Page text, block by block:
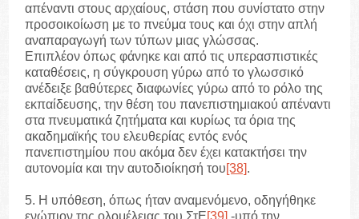
απέναντι στους αρχαίους, στάση που συνίστατο στην
προσοικοίωση με το πνεύμα τους και όχι στην απλή
αναπαραγωγή των τύπων μιας γλώσσας.
Επιπλέον όπως φάνηκε και από τις υπερασπιστικές
καταθέσεις, η σύγκρουση γύρω από το γλωσσικό
ανέδειξε βαθύτερες διαφωνίες γύρω από το ρόλο της
εκπαίδευσης, την θέση του πανεπιστημιακού απέναντι
στα πνευματικά ζητήματα και κυρίως τα όρια της
ακαδημαϊκής του ελευθερίας εντός ενός
πανεπιστημίου που ακόμα δεν έχει κατακτήσει την
αυτονομία και την αυτοδιοίκησή του[38].
5. Η υπόθεση, όπως ήταν αναμενόμενο, οδηγήθηκε
ενώπιον της ολομέλειας του ΣτΕ[39] -υπό την